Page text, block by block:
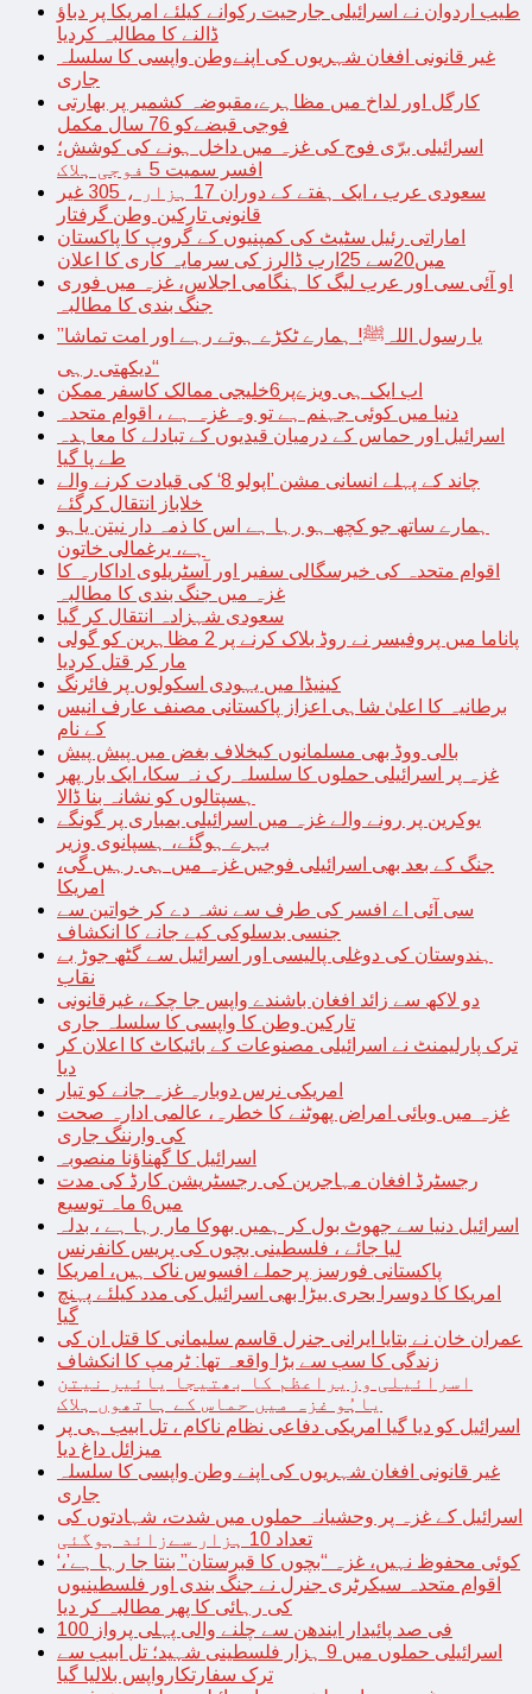
طیب اردوان نے اسرائیلی جارحیت رکوانے کیلئے امریکا پر دباؤ
ڈالنے کا مطالبہ کردیا
غیر قانونی افغان شہریوں کی اپنےوطن واپسی کا سلسلہ
جاری
کارگل اور لداخ میں مظاہرے،مقبوضہ کشمیر پر بھارتی
فوجی قبضےکو 76 سال مکمل
اسرائیلی برّی فوج کی غزہ میں داخل ہونے کی کوشش؛
افسر سمیت 5 فوجی ہلاک
سعودی عرب ، ایک ہفتے کے دوران 17 ہزار ، 305 غیر
قانونی تارکین وطن گرفتار
اماراتی رئیل سٹیٹ کی کمپنیوں کے گروپ کا پاکستان
میں20سے 25ارب ڈالرز کی سرمایہ کاری کا اعلان
او آئی سی اور عرب لیگ کا ہنگامی اجلاس، غزہ میں فوری
جنگ بندی کا مطالبہ
’’یا رسول اللہﷺ! ہمارے ٹکڑے ہوتے رہے اور امت تماشا
دیکھتی رہی‘‘
اب ایک ہی ویزےپر6خلیجی ممالک کاسفر ممکن
دنیا میں کوئی جہنم ہے تو وہ غزہ ہے ، اقوام متحدہ
اسرائیل اور حماس کے درمیان قیدیوں کے تبادلے کا معاہدہ
طے پا گیا
چاند کے پہلے انسانی مشن ’اپولو 8‘ کی قیادت کرنے والے
خلاباز انتقال کرگئے
ہمارے ساتھ جو کچھ ہو رہا ہے اس کا ذمہ دار نیتن یاہو
ہے، یرغمالی خاتون
اقوام متحدہ کی خیرسگالی سفیر اور آسٹریلوی اداکارہ کا
غزہ میں جنگ بندی کا مطالبہ
سعودی شہزادہ انتقال کر گیا
پاناما میں پروفیسر نے روڈ بلاک کرنے پر 2 مظاہرین کو گولی
مار کر قتل کردیا
کینیڈا میں یہودی اسکولوں پر فائرنگ
برطانیہ کا اعلیٰ شاہی اعزاز پاکستانی مصنف عارف انیس
کے نام
بالی ووڈ بھی مسلمانوں کیخلاف بغض میں پیش پیش
غزہ پر اسرائیلی حملوں کا سلسلہ رک نہ سکا، ایک بار پھر
ہسپتالوں کو نشانہ بنا ڈالا
یوکرین پر رونے والے غزہ میں اسرائیلی بمباری پر گونگے
بہرے ہوگئے، ہسپانوی وزیر
جنگ کے بعد بھی اسرائیلی فوجیں غزہ میں ہی رہیں گی،
امریکا
سی آئی اے افسر کی طرف سے نشہ دے کر خواتین سے
جنسی بدسلوکی کیے جانے کا انکشاف
ہندوستان کی دوغلی پالیسی اور اسرائیل سے گٹھ جوڑ بے
نقاب
دو لاکھ سے زائد افغان باشندے واپس جا چکے، غیرقانونی
تارکین وطن کا واپسی کا سلسلہ جاری
ترک پارلیمنٹ نے اسرائیلی مصنوعات کے بائیکاٹ کا اعلان کر
دیا
امریکی نرس دوبارہ غزہ جانے کو تیار
غزہ میں وبائی امراض پھوٹنے کا خطرہ، عالمی ادارہ صحت
کی وارننگ جاری
اسرائیل کا گھناؤنا منصوبہ
رجسٹرڈ افغان مہاجرین کی رجسٹریشن کارڈ کی مدت
میں6 ماہ توسیع
اسرائیل دنیا سے جھوٹ بول کر ہمیں بھوکا مار رہا ہے ، بدلہ
لیا جائے ، فلسطینی بچوں کی پریس کانفرنس
پاکستانی فورسز پرحملے افسوس ناک ہیں، امریکا
امریکا کا دوسرا بحری بیڑا بھی اسرائیل کی مدد کیلئے پہنچ
گیا
عمران خان نے بتایا ایرانی جنرل قاسم سلیمانی کا قتل ان کی
زندگی کا سب سے بڑا واقعہ تھا: ٹرمپ کا انکشاف
اسرائیلی وزیراعظم کا بھتیجا یائیر نیتن
یاہُو غزہ میں حماس کے ہاتھوں ہلاک
اسرائیل کو دیا گیا امریکی دفاعی نظام ناکام ، تل ابیب ہی پر
میزائل داغ دیا
غیر قانونی افغان شہریوں کی اپنے وطن واپسی کا سلسلہ
جاری
اسرائیل کے غزہ پر وحشیانہ حملوں میں شدت، شہادتوں کی
تعداد 10 ہزار سےزائد ہوگئی
‘کوئی محفوظ نہیں، غزہ “بچوں کا قبرستان” بنتا جا رہا ہے’،
اقوام متحدہ سیکرٹری جنرل نے جنگ بندی اور فلسطینیوں
کی رہائی کا پھر مطالبہ کر دیا
100 فی صد پائیدار ایندھن سے چلنے والی پہلی پرواز
اسرائیلی حملوں میں 9 ہزار فلسطینی شہید؛ تل ابیب سے
ترک سفارتکارواپس بلالیا گیا